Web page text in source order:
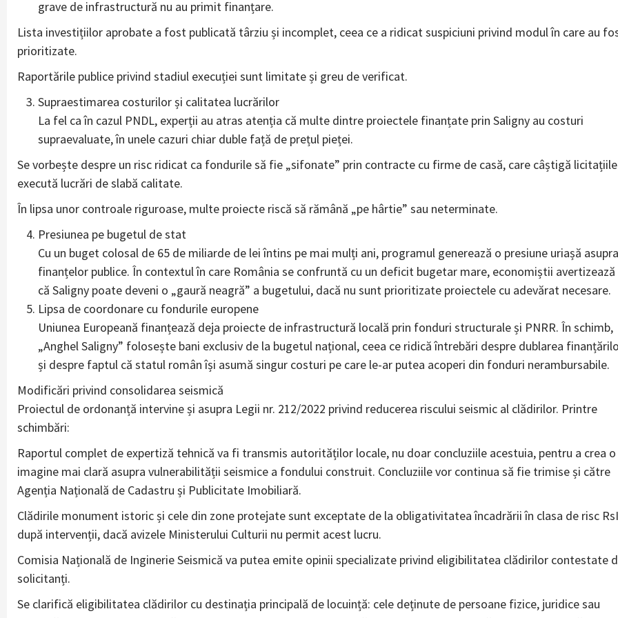
grave de infrastructură nu au primit finanțare.
Lista investițiilor aprobate a fost publicată târziu și incomplet, ceea ce a ridicat suspiciuni privind modul în care au
prioritizate.
Raportările publice privind stadiul execuției sunt limitate și greu de verificat.
Supraestimarea costurilor și calitatea lucrărilor
La fel ca în cazul PNDL, experții au atras atenția că multe dintre proiectele finanțate prin Saligny au costuri
supraevaluate, în unele cazuri chiar duble față de prețul pieței.
Se vorbește despre un risc ridicat ca fondurile să fie „sifonate” prin contracte cu firme de casă, care câștigă
execută lucrări de slabă calitate.
În lipsa unor controale riguroase, multe proiecte riscă să rămână „pe hârtie” sau neterminate.
Presiunea pe bugetul de stat
Cu un buget colosal de 65 de miliarde de lei întins pe mai mulți ani, programul generează o presiune uriașă asupra
finanțelor publice. În contextul în care România se confruntă cu un deficit bugetar mare, economiștii avertizează
că Saligny poate deveni o „gaură neagră” a bugetului, dacă nu sunt prioritizate proiectele cu adevărat necesare.
Lipsa de coordonare cu fondurile europene
Uniunea Europeană finanțează deja proiecte de infrastructură locală prin fonduri structurale și PNRR. În schimb,
„Anghel Saligny” folosește bani exclusiv de la bugetul național, ceea ce ridică întrebări despre dublarea
și despre faptul că statul român își asumă singur costuri pe care le-ar putea acoperi din fonduri nerambursabile.
Modificări privind consolidarea seismică
Proiectul de ordonanță intervine și asupra Legii nr. 212/2022 privind reducerea riscului seismic al clădirilor. Printre
schimbări:
Raportul complet de expertiză tehnică va fi transmis autorităților locale, nu doar concluziile acestuia, pentru a crea o
imagine mai clară asupra vulnerabilității seismice a fondului construit. Concluziile vor continua să fie trimise și către
Agenția Națională de Cadastru și Publicitate Imobiliară.
Clădirile monument istoric și cele din zone protejate sunt exceptate de la obligativitatea încadrării în clasa de risc
după intervenții, dacă avizele Ministerului Culturii nu permit acest lucru.
Comisia Națională de Inginerie Seismică va putea emite opinii specializate privind eligibilitatea clădirilor contestate
solicitanți.
Se clarifică eligibilitatea clădirilor cu destinația principală de locuință: cele deținute de persoane fizice, juridice sau